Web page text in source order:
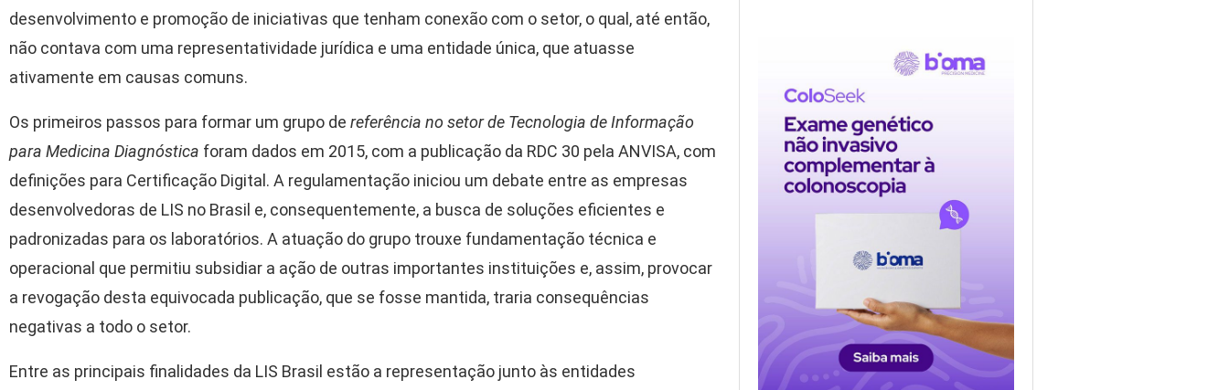
desenvolvimento e promoção de iniciativas que tenham conexão com o setor, o qual, até então,
não contava com uma representatividade jurídica e uma entidade única, que atuasse
ativamente em causas comuns.
Os primeiros passos para formar um grupo de referência no setor de Tecnologia de Informação
para Medicina Diagnóstica foram dados em 2015, com a publicação da RDC 30 pela ANVISA, com
definições para Certificação Digital. A regulamentação iniciou um debate entre as empresas
desenvolvedoras de LIS no Brasil e, consequentemente, a busca de soluções eficientes e
padronizadas para os laboratórios. A atuação do grupo trouxe fundamentação técnica e
operacional que permitiu subsidiar a ação de outras importantes instituições e, assim, provocar
a revogação desta equivocada publicação, que se fosse mantida, traria consequências
negativas a todo o setor.
Entre as principais finalidades da LIS Brasil estão a representação junto às entidades